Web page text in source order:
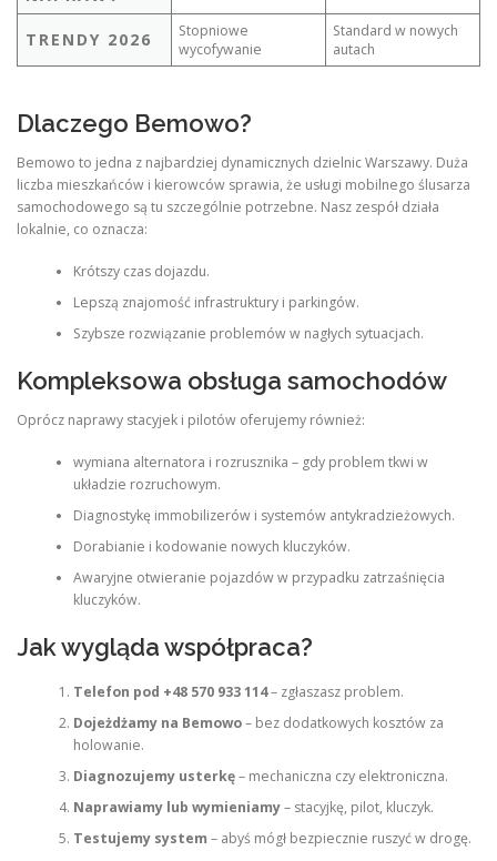
TRENDY 2026
Stopniowe
wycofywanie
Standard w nowych
autach
Dlaczego Bemowo?
Bemowo to jedna z najbardziej dynamicznych dzielnic Warszawy. Duża
liczba mieszkańców i kierowców sprawia, że usługi mobilnego ślusarza
samochodowego są tu szczególnie potrzebne. Nasz zespół działa
lokalnie, co oznacza:
Krótszy czas dojazdu.
Lepszą znajomość infrastruktury i parkingów.
Szybsze rozwiązanie problemów w nagłych sytuacjach.
Kompleksowa obsługa samochodów
Oprócz naprawy stacyjek i pilotów oferujemy również:
wymiana alternatora i rozrusznika – gdy problem tkwi w
układzie rozruchowym.
Diagnostykę immobilizerów i systemów antykradzieżowych.
Dorabianie i kodowanie nowych kluczyków.
Awaryjne otwieranie pojazdów w przypadku zatrzaśnięcia
kluczyków.
Jak wygląda współpraca?
Telefon pod +48 570 933 114– zgłaszasz problem.
Dojeżdżamy na Bemowo– bez dodatkowych kosztów za
holowanie.
Diagnozujemy usterkę– mechaniczna czy elektroniczna.
Naprawiamy lub wymieniamy– stacyjkę, pilot, kluczyk.
Testujemy system – abyś mógł bezpiecznie ruszyć w drogę.